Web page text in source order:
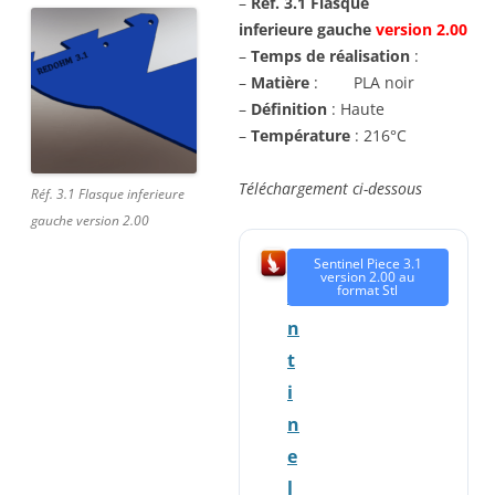
Réf. 3.1 Flasque inferieure
gauche version 2.00
inferieure gauche version 2.00
– Temps de réalisation :
– Matière : PLA noir
– Définition : Haute
– Température : 216°C
Téléchargement ci-dessous
n
t
i
n
e
l
Sentinel Piece 3.1
version 2.00 au
format Stl